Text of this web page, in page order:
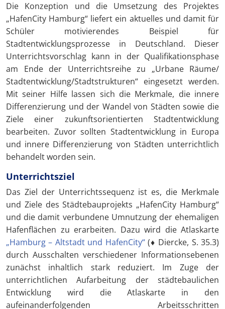
Die Konzeption und die Umsetzung des Projektes
„HafenCity Hamburg“ liefert ein aktuelles und damit für
Schüler motivierendes Beispiel für
Stadtentwicklungsprozesse in Deutschland. Dieser
Unterrichtsvorschlag kann in der Qualifikationsphase
am Ende der Unterrichtsreihe zu „Urbane Räume/
Stadtentwicklung/Stadtstrukturen“ eingesetzt werden.
Mit seiner Hilfe lassen sich die Merkmale, die innere
Differenzierung und der Wandel von Städten sowie die
Ziele einer zukunftsorientierten Stadtentwicklung
bearbeiten. Zuvor sollten Stadtentwicklung in Europa
und innere Differenzierung von Städten unterrichtlich
behandelt worden sein.
Unterrichtsziel
Das Ziel der Unterrichtssequenz ist es, die Merkmale
und Ziele des Städtebauprojekts „HafenCity Hamburg“
und die damit verbundene Umnutzung der ehemaligen
Hafenflächen zu erarbeiten. Dazu wird die Atlaskarte
„Hamburg – Altstadt und HafenCity“ (♦ Diercke, S. 35.3)
durch Ausschalten verschiedener Informationsebenen
zunächst inhaltlich stark reduziert. Im Zuge der
unterrichtlichen Aufarbeitung der städtebaulichen
Entwicklung wird die Atlaskarte in den
aufeinanderfolgenden Arbeitsschritten